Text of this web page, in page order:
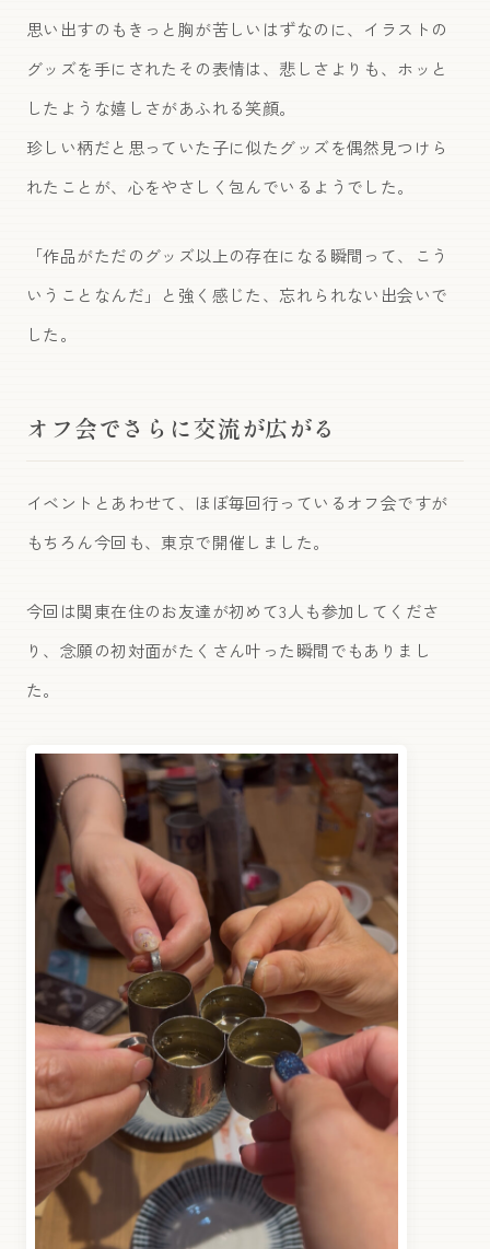
思い出すのもきっと胸が苦しいはずなのに、イラストの
グッズを手にされたその表情は、悲しさよりも、ホッと
したような嬉しさがあふれる笑顔。
珍しい柄だと思っていた子に似たグッズを偶然見つけら
れたことが、心をやさしく包んでいるようでした。
「作品がただのグッズ以上の存在になる瞬間って、こう
いうことなんだ」と強く感じた、忘れられない出会いで
した。
オフ会でさらに交流が広がる
イベントとあわせて、ほぼ毎回行っているオフ会ですが
もちろん今回も、東京で開催しました。
今回は関東在住のお友達が初めて3人も参加してくださ
り、念願の初対面がたくさん叶った瞬間でもありまし
た。